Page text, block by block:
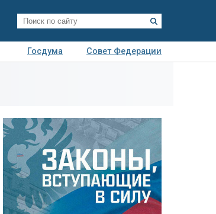
Госдума
Совет Федерации